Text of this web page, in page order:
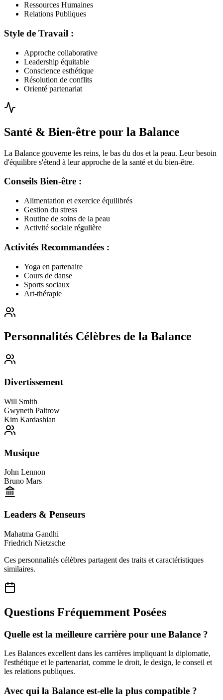
Ressources Humaines
Relations Publiques
Style de Travail :
Approche collaborative
Leadership équitable
Conscience esthétique
Résolution de conflits
Orienté partenariat
Santé & Bien-être pour la Balance
La Balance gouverne les reins, le bas du dos et la peau. Leur besoin
d'équilibre s'étend à leur approche de la santé et du bien-être.
Conseils Bien-être :
Alimentation et exercice équilibrés
Gestion du stress
Routine de soins de la peau
Activité sociale régulière
Activités Recommandées :
Yoga en partenaire
Cours de danse
Sports sociaux
Art-thérapie
Personnalités Célèbres de la Balance
Divertissement
Will Smith
Gwyneth Paltrow
Kim Kardashian
Musique
John Lennon
Bruno Mars
Leaders & Penseurs
Mahatma Gandhi
Friedrich Nietzsche
Ces personnalités célèbres partagent des traits et caractéristiques
similaires.
Questions Fréquemment Posées
Quelle est la meilleure carrière pour une Balance ?
Les Balances excellent dans les carrières impliquant la diplomatie,
l'esthétique et le partenariat, comme le droit, le design, le conseil et
les relations publiques.
Avec qui la Balance est-elle la plus compatible ?